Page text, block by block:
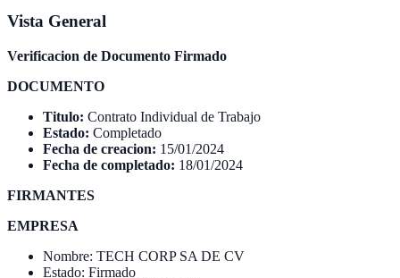
Vista General
Verificacion de Documento Firmado
DOCUMENTO
Titulo: Contrato Individual de Trabajo
Estado: Completado
Fecha de creacion: 15/01/2024
Fecha de completado: 18/01/2024
FIRMANTES
EMPRESA
Nombre: TECH CORP SA DE CV
Estado: Firmado